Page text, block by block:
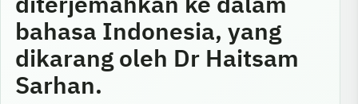
bahasa Indonesia, yang
dikarang oleh Dr Haitsam
Sarhan.